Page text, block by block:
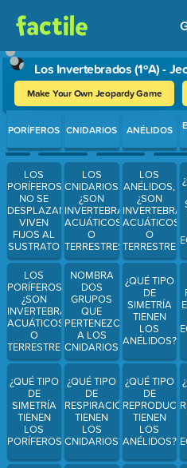
Los Invertebrados (1ºA) -
Make Your Own Jeopardy Game
Use arrow keys to move
PORÍFEROS
LOS
PORÍFEROS
NO SE
DESPLAZAN,
VIVEN
FIJOS AL
SUSTRATO
LOS
PORÍFEROS,
¿SON
INVERTEBRADOS
ACUÁTICOS
O
TERRESTRES?
¿QUÉ TIPO
DE
SIMETRÍA
TIENEN
LOS
PORÍFEROS?
CNIDARIOS
LOS
CNIDARIOS,
¿SON
INVERTEBRADOS
ACUÁTICOS
O
TERRESTRES?
NOMBRA
DOS
GRUPOS
QUE
PERTENEZCAN
A LOS
CNIDARIOS
¿QUÉ TIPO
DE
RESPIRACIÓN
TIENEN
LOS
CNIDARIOS?
ANÉLIDOS
LOS
ANÉLIDOS,
¿SON
ACUÁTICOS
O
TERRESTRES?
¿QUÉ TIPO
DE
SIMETRÍA
TIENEN
LOS
ANÉLIDOS?
¿QUÉ TIPO
DE
TIENEN
LOS
ANÉLIDOS?